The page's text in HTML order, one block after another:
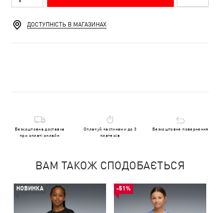
ДОСТУПНІСТЬ В МАГАЗИНАХ
Безкоштовна доставка
при оплаті онлайн
Оплачуй частинами до 3
платежів
Безкоштовне повернення
ВАМ ТАКОЖ СПОДОБАЄТЬСЯ
НОВИНКА -51%